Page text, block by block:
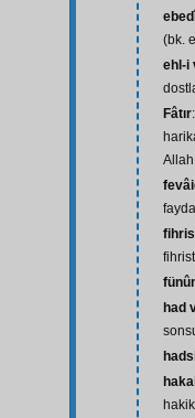
(bk.
ehl-i
Fâtır
had